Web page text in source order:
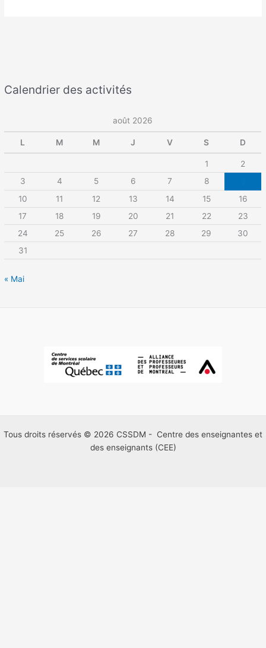
Calendrier des activités
août 2026
L M M J V S D
1
2
3
4 5 6 7 8
10
11 12 13 14 15
16
17
18 19 20 21 22
23
24
25 26 27 28 29
30
31
« Mai
Tous droits réservés © 2026 CSSDM - Centre des enseignantes et
des enseignants (CEE)